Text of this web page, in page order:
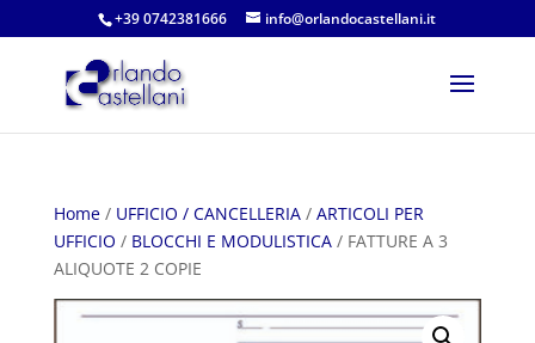
+39 0742381666 info@orlandocastellani.it
Home/ UFFICIO / CANCELLERIA/ ARTICOLI PER
UFFICIO / BLOCCHI E MODULISTICA/ FATTURE A 3
ALIQUOTE 2 COPIE